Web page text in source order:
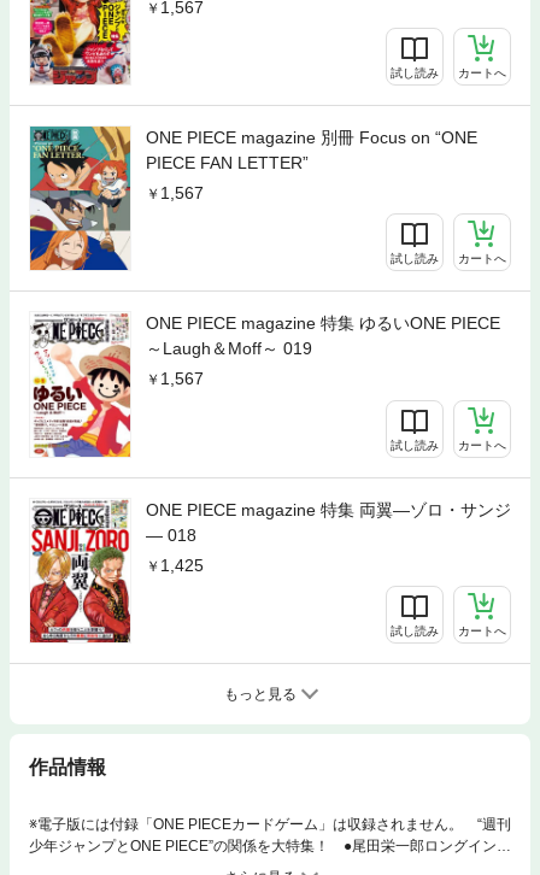
1,567
試し読み カートへ
ONE PIECE magazine 別冊 Focus on “ONE
PIECE FAN LETTER”
1,567
試し読み カートへ
ONE PIECE magazine 特集 ゆるいONE PIECE
～Laugh＆Moff～ 019
1,567
試し読み カートへ
ONE PIECE magazine 特集 両翼―ゾロ・サンジ
― 018
1,425
試し読み カートへ
もっと見る
作品情報
※電子版には付録「ONE PIECEカードゲーム」は収録されません。 “週刊
少年ジャンプとONE PIECE”の関係を大特集！ ●尾田栄一郎ロングインタ
ビュー 尾田栄一郎が「ジャンプ」を語る！ どんなジャンプ漫画を読